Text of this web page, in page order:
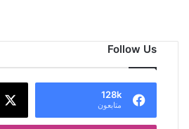
Follow Us
128k
متابعون